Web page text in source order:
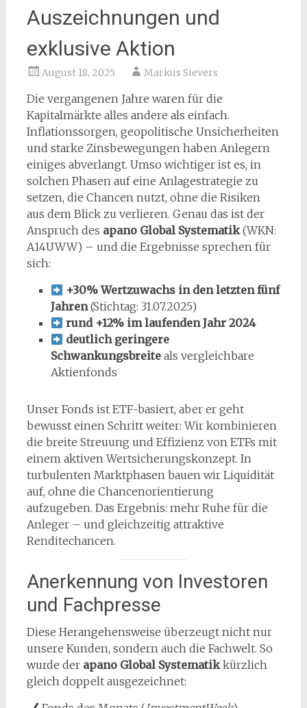
Auszeichnungen und
exklusive Aktion
August 18, 2025 Markus Sievers
Die vergangenen Jahre waren für die
Kapitalmärkte alles andere als einfach.
Inflationssorgen, geopolitische Unsicherheiten
und starke Zinsbewegungen haben Anlegern
einiges abverlangt. Umso wichtiger ist es, in
solchen Phasen auf eine Anlagestrategie zu
setzen, die Chancen nutzt, ohne die Risiken
aus dem Blick zu verlieren. Genau das ist der
Anspruch des apano Global Systematik(WKN:
A14UWW) – und die Ergebnisse sprechen für
sich:
+30% Wertzuwachs in den letzten fünf
Jahren(Stichtag: 31.07.2025)
rund +12% im laufenden Jahr 2024
deutlich geringere
Schwankungsbreiteals vergleichbare
Aktienfonds
Unser Fonds ist ETF-basiert, aber er geht
bewusst einen Schritt weiter: Wir kombinieren
die breite Streuung und Effizienz von ETFs mit
einem aktiven Wertsicherungskonzept. In
turbulenten Marktphasen bauen wir Liquidität
auf, ohne die Chancenorientierung
aufzugeben. Das Ergebnis: mehr Ruhe für die
Anleger – und gleichzeitig attraktive
Renditechancen.
Anerkennung von Investoren
und Fachpresse
Diese Herangehensweise überzeugt nicht nur
unsere Kunden, sondern auch die Fachwelt. So
wurde der apano Global Systematikkürzlich
gleich doppelt ausgezeichnet: